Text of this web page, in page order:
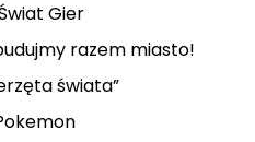
Gier
razem miasto!
świata”